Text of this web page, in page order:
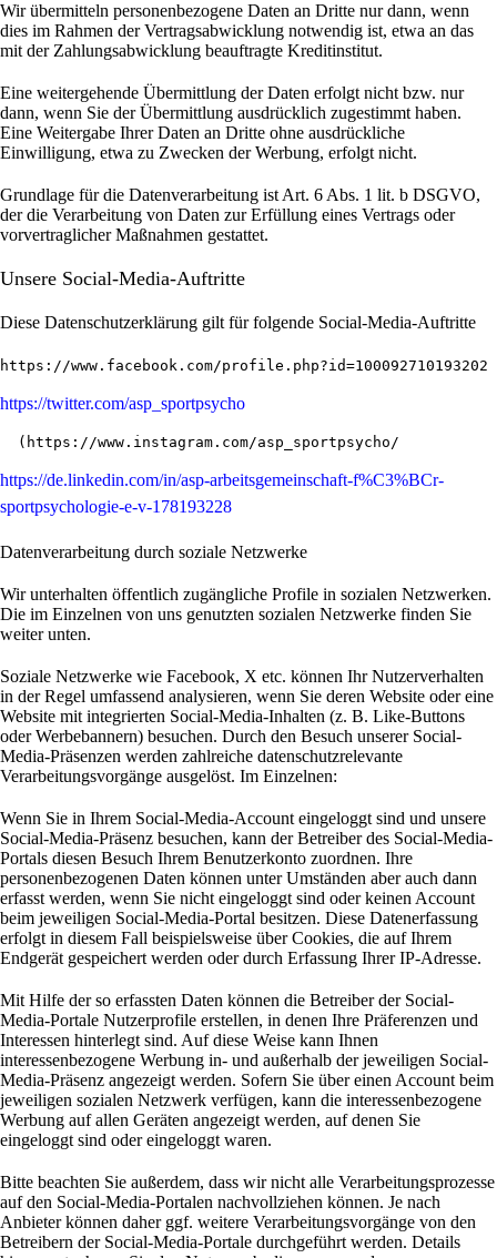
Wir übermitteln personenbezogene Daten an Dritte nur dann, wenn
dies im Rahmen der Vertragsabwicklung notwendig ist, etwa an das
mit der Zahlungsabwicklung beauftragte Kreditinstitut.
Eine weitergehende Übermittlung der Daten erfolgt nicht bzw. nur
dann, wenn Sie der Übermittlung ausdrücklich zugestimmt haben.
Eine Weitergabe Ihrer Daten an Dritte ohne ausdrückliche
Einwilligung, etwa zu Zwecken der Werbung, erfolgt nicht.
Grundlage für die Datenverarbeitung ist Art. 6 Abs. 1 lit. b DSGVO,
der die Verarbeitung von Daten zur Erfüllung eines Vertrags oder
vorvertraglicher Maßnahmen gestattet.
Unsere Social-Media-Auftritte
Diese Datenschutzerklärung gilt für folgende Social-Media-Auftritte
https://www.facebook.com/profile.php?id=100092710193202
https://twitter.com/asp_sportpsycho
  (
https://www.instagram.com/asp_sportpsycho/
https://de.linkedin.com/in/asp-arbeitsgemeinschaft-f%C3%BCr-
sportpsychologie-e-v-178193228
Datenverarbeitung durch soziale Netzwerke
Wir unterhalten öffentlich zugängliche Profile in sozialen Netzwerken.
Die im Einzelnen von uns genutzten sozialen Netzwerke finden Sie
weiter unten.
Soziale Netzwerke wie Facebook, X etc. können Ihr Nutzerverhalten
in der Regel umfassend analysieren, wenn Sie deren Website oder eine
Website mit integrierten Social-Media-Inhalten (z. B. Like-Buttons
oder Werbebannern) besuchen. Durch den Besuch unserer Social-
Media-Präsenzen werden zahlreiche datenschutzrelevante
Verarbeitungsvorgänge ausgelöst. Im Einzelnen:
Wenn Sie in Ihrem Social-Media-Account eingeloggt sind und unsere
Social-Media-Präsenz besuchen, kann der Betreiber des Social-Media-
Portals diesen Besuch Ihrem Benutzerkonto zuordnen. Ihre
personenbezogenen Daten können unter Umständen aber auch dann
erfasst werden, wenn Sie nicht eingeloggt sind oder keinen Account
beim jeweiligen Social-Media-Portal besitzen. Diese Datenerfassung
erfolgt in diesem Fall beispielsweise über Cookies, die auf Ihrem
Endgerät gespeichert werden oder durch Erfassung Ihrer IP-Adresse.
Mit Hilfe der so erfassten Daten können die Betreiber der Social-
Media-Portale Nutzerprofile erstellen, in denen Ihre Präferenzen und
Interessen hinterlegt sind. Auf diese Weise kann Ihnen
interessenbezogene Werbung in- und außerhalb der jeweiligen Social-
Media-Präsenz angezeigt werden. Sofern Sie über einen Account beim
jeweiligen sozialen Netzwerk verfügen, kann die interessenbezogene
Werbung auf allen Geräten angezeigt werden, auf denen Sie
eingeloggt sind oder eingeloggt waren.
Bitte beachten Sie außerdem, dass wir nicht alle Verarbeitungsprozesse
auf den Social-Media-Portalen nachvollziehen können. Je nach
Anbieter können daher ggf. weitere Verarbeitungsvorgänge von den
Betreibern der Social-Media-Portale durchgeführt werden. Details